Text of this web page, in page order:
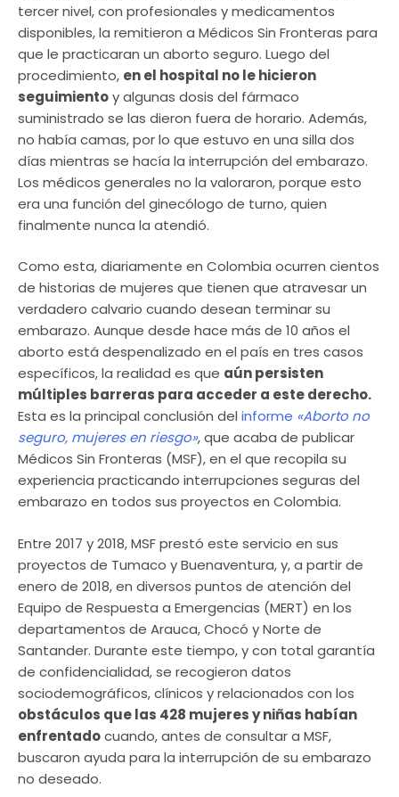
tercer nivel, con profesionales y medicamentos
disponibles, la remitieron a Médicos Sin Fronteras para
que le practicaran un aborto seguro. Luego del
procedimiento, en el hospital no le hicieron
seguimientoy algunas dosis del fármaco
suministrado se las dieron fuera de horario. Además,
no había camas, por lo que estuvo en una silla dos
días mientras se hacía la interrupción del embarazo.
Los médicos generales no la valoraron, porque esto
era una función del ginecólogo de turno, quien
finalmente nunca la atendió.
Como esta, diariamente en Colombia ocurren cientos
de historias de mujeres que tienen que atravesar un
verdadero calvario cuando desean terminar su
embarazo. Aunque desde hace más de 10 años el
aborto está despenalizado en el país en tres casos
específicos, la realidad es que aún persisten
múltiples barreras para acceder a este derecho.
Esta es la principal conclusión del informe «Aborto no
seguro, mujeres en riesgo», que acaba de publicar
Médicos Sin Fronteras (MSF), en el que recopila su
experiencia practicando interrupciones seguras del
embarazo en todos sus proyectos en Colombia.
Entre 2017 y 2018, MSF prestó este servicio en sus
proyectos de Tumaco y Buenaventura, y, a partir de
enero de 2018, en diversos puntos de atención del
Equipo de Respuesta a Emergencias (MERT) en los
departamentos de Arauca, Chocó y Norte de
Santander. Durante este tiempo, y con total garantía
de confidencialidad, se recogieron datos
sociodemográficos, clínicos y relacionados con los
obstáculos que las 428 mujeres y niñas habían
enfrentadocuando, antes de consultar a MSF,
buscaron ayuda para la interrupción de su embarazo
no deseado.